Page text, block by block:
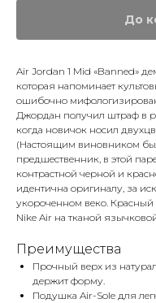
До
Air Jordan 1 Mid «Banned»
которая напоминает
ошибочно
Джордан получил штраф в
когда новичок носил
(Настоящим виновником
предшественник, в этой
контрастной черной и
идентична оригиналу, за
укороченном веко.
Nike Air на тканой
Преимущества
Прочный верх из
держит форму.
Подушка Air-Sole для